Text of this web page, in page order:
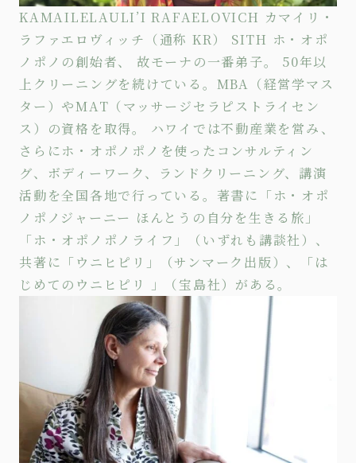
KAMAILELAULI’I RAFAELOVICH カマイリ・
ラファエロヴィッチ（通称 KR） SITH ホ・オポ
ノポノの創始者、 故モーナの一番弟子。 50年以
上クリーニングを続けている。MBA（経営学マス
ター）やMAT（マッサージセラピストライセン
ス）の資格を取得。 ハワイでは不動産業を営み、
さらにホ・オポノポノを使った コンサルティン
グ、 ボディーワーク、 ランドクリーニング、講演
活動を全国各地で行っている。著書に 「ホ・オポ
ノポノジャーニー ほんとうの自分を生きる旅」
「ホ・オポノポノライフ」
（いずれも講談社）、
共著に 「ウニヒピリ」 （サンマーク出版）、
「は
じめてのウニヒピリ 」
（宝島社）がある。